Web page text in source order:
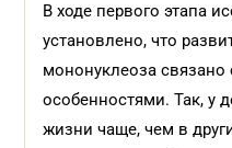
В ходе первого этапа
установлено, что
мононуклеоза
особенностями. Так, у
жизни чаще, чем в